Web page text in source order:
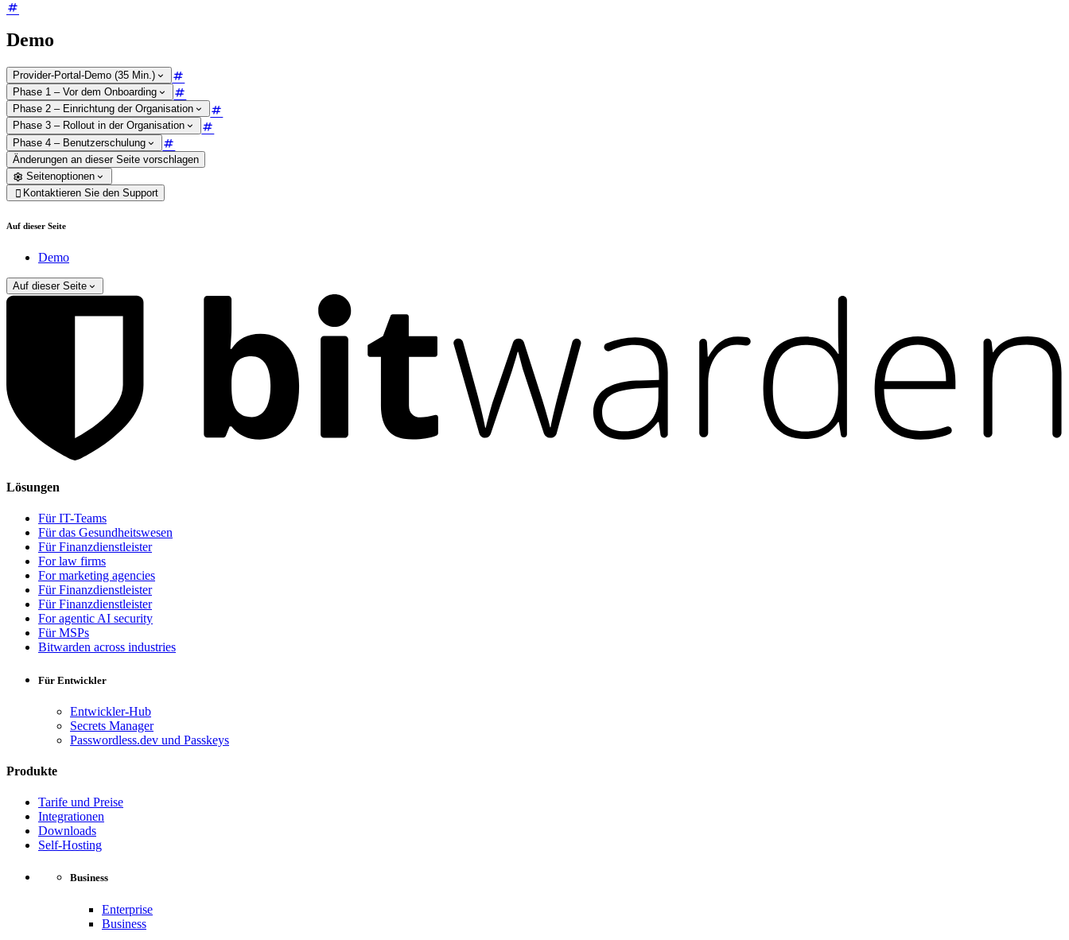
Demo
Provider-Portal-Demo (35 Min.)
Phase 1 – Vor dem Onboarding
Phase 2 – Einrichtung der Organisation
Phase 3 – Rollout in der Organisation
Phase 4 – Benutzerschulung
Änderungen an dieser Seite vorschlagen
Seitenoptionen
 Kontaktieren Sie den Support
Auf dieser Seite
Demo
Auf dieser Seite
Lösungen
Für IT-Teams
Für das Gesundheitswesen
Für Finanzdienstleister
For law firms
For marketing agencies
Für Finanzdienstleister
Für Finanzdienstleister
For agentic AI security
Für MSPs
Bitwarden across industries
Für Entwickler
Entwickler-Hub
Secrets Manager
Passwordless.dev und Passkeys
Produkte
Tarife und Preise
Integrationen
Downloads
Self-Hosting
Business
Enterprise
Business